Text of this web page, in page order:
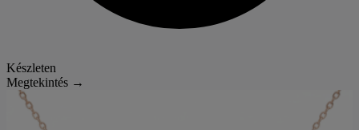
Készleten
Megtekintés →